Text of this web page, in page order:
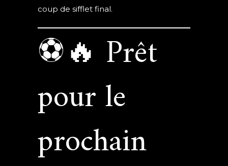
coup de sifflet final.
⚽🔥 Prêt
pour le
prochain